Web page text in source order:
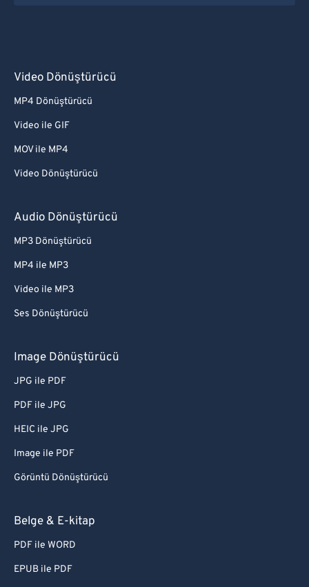
Video Dönüştürücü
MP4 Dönüştürücü
Video ile GIF
MOV ile MP4
Video Dönüştürücü
Audio Dönüştürücü
MP3 Dönüştürücü
MP4 ile MP3
Video ile MP3
Ses Dönüştürücü
Image Dönüştürücü
JPG ile PDF
PDF ile JPG
HEIC ile JPG
Image ile PDF
Görüntü Dönüştürücü
Belge & E-kitap
PDF ile WORD
EPUB ile PDF